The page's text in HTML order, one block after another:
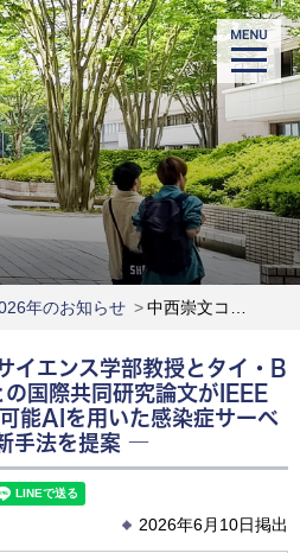
年のお知らせ >中西崇文コンピュータサイエンス学部教授とタイ・Burapha Universityとの国際共同研究論文がIEEE Accessに公開― 説明可能AIを用いた感染症サーベイランスデータ分析の新手法を提案 ―
イエンス学部教授とタイ・B
際共同研究論文がIEEE
能AIを用いた感染症サーベ
手法を提案 ―
2026年6月10日掲出